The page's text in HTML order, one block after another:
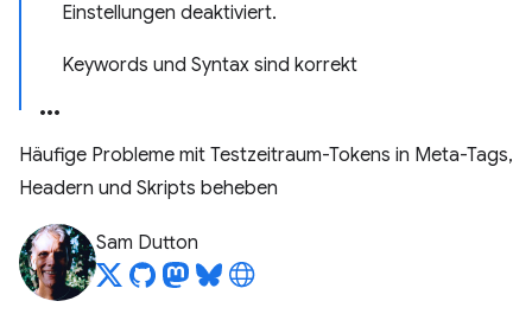
Einstellungen deaktiviert.
Keywords und Syntax sind korrekt
Häufige Probleme mit Testzeitraum-Tokens in Meta-Tags,
Headern und Skripts beheben
Sam Dutton